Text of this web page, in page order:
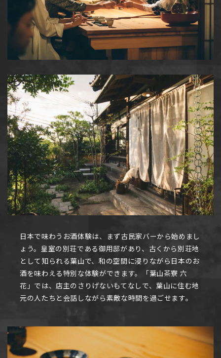
日本で味わうお酒体験は、まず古民家バーから始めまし
ょう。皇室の別荘である御用邸があり、古くから別荘地
として知られる葉山で、和の空間に浸りながら日本のお
酒を味わえる特別な体験ができます。「葉山茶寮 六
花」では、店主のさりげないもてなしで、葉山に住む地
元の人たちと会話しながら素敵な時間を過ごせます。